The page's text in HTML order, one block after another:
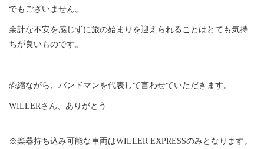
でもございません。
余計な不安を感じずに旅の始まりを迎えられることはとても気持
ちが良いものです。
恐縮ながら、バンドマンを代表して言わせていただきます。
WILLERさん、ありがとう
※楽器持ち込み可能な車両はWILLER EXPRESSのみとなります。